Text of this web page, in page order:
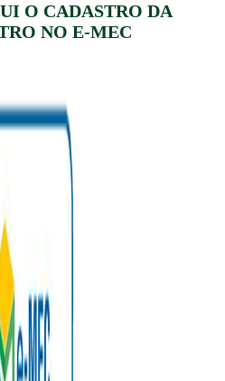
O CADASTRO DA
NO E-MEC